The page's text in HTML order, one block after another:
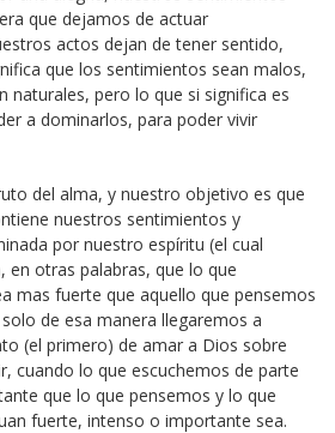
que dejamos de actuar
actos dejan de tener sentido,
que los sentimientos sean malos,
naturales, pero lo que si significa es
a dominarlos, para poder vivir
del alma, y nuestro objetivo es que
nuestros sentimientos y
por nuestro espíritu (el cual
en otras palabras, que lo que
mas fuerte que aquello que pensemos
de esa manera llegaremos a
(el primero) de amar a Dios sobre
cuando lo que escuchemos de parte
que lo que pensemos y lo que
fuerte, intenso o importante sea.